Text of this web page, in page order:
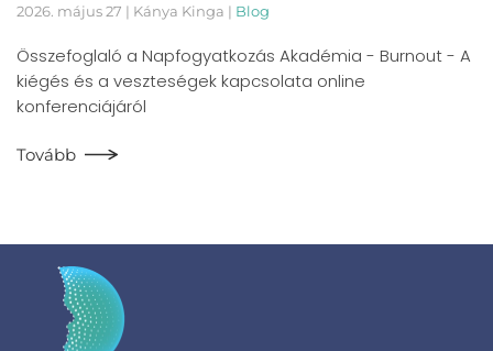
2026. május 27 | Kánya Kinga | Blog
Összefoglaló a Napfogyatkozás Akadémia - Burnout - A
kiégés és a veszteségek kapcsolata online
konferenciájáról
Tovább